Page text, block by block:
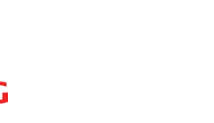
AW
Shinkolite Shade